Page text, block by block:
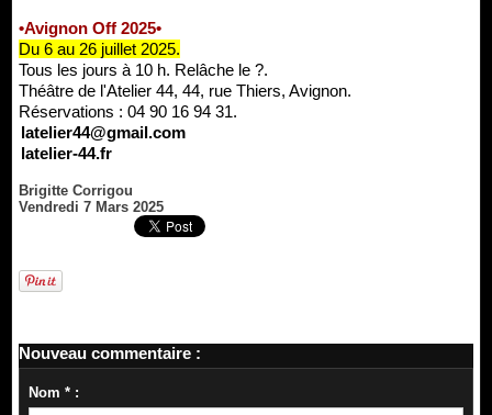
•Avignon Off 2025•
Du 6 au 26 juillet 2025.
Tous les jours à 10 h. Relâche le ?.
Théâtre de l'Atelier 44, 44, rue Thiers, Avignon.
Réservations : 04 90 16 94 31.
latelier44@gmail.com
latelier-44.fr
Brigitte Corrigou
Vendredi 7 Mars 2025
Nouveau commentaire :
Nom * :